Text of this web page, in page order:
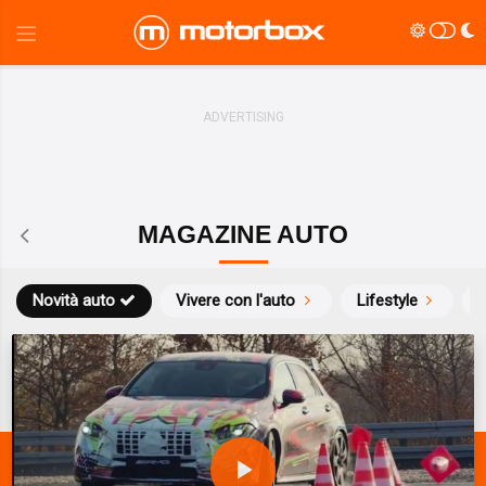
MAGAZINE AUTO
Novità auto Vivere con l'auto Lifestyle